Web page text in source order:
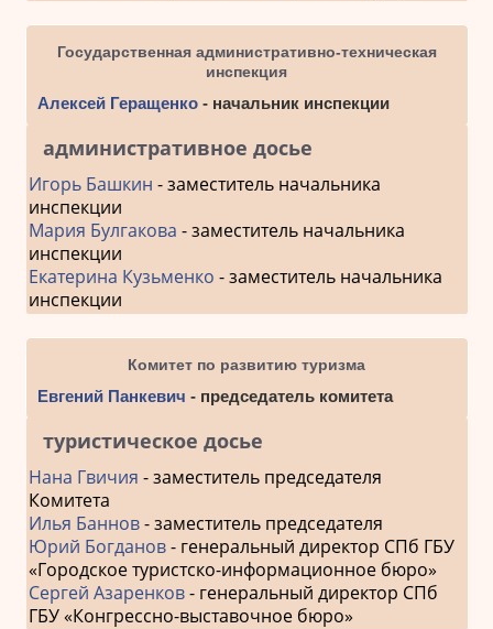
Государственная административно-техническая
инспекция
Алексей Геращенко- начальник инспекции
административное досье
Игорь Башкин - заместитель начальника
инспекции
Мария Булгакова - заместитель начальника
инспекции
Екатерина Кузьменко - заместитель начальника
инспекции
Комитет по развитию туризма
Евгений Панкевич - председатель комитета
туристическое досье
Нана Гвичия - заместитель председателя
Комитета
Илья Баннов- заместитель председателя
Юрий Богданов- генеральный директор СПб ГБУ
«Городское туристско-информационное бюро»
Сергей Азаренков- генеральный директор СПб
ГБУ «Конгрессно-выставочное бюро»